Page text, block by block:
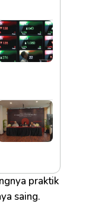
praktik
saing.